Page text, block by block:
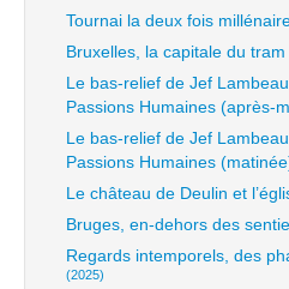
Tournai la deux fois
Bruxelles, la capitale du tram
Le bas-relief de Jef
Passions Humaines (après-
Le bas-relief de Jef
Passions Humaines
Le château de Deulin et
Bruges, en-dehors des
Regards intemporels, des
(2025)